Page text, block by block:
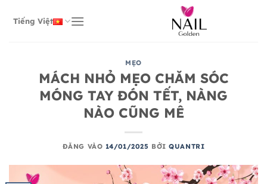
quaTiếng Việt
MẸO
MÁCH NHỎ MẸO CHĂM SÓC
MÓNG TAY ĐÓN TẾT, NÀNG
NÀO CŨNG MÊ
ĐĂNG VÀO 14/01/2025 BỞIQUANTRI